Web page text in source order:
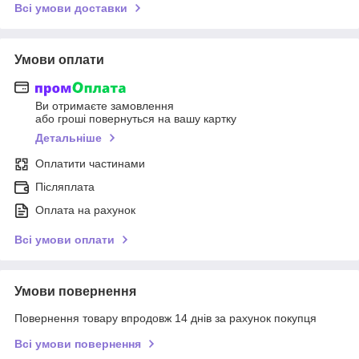
Всі умови доставки
Умови оплати
Ви отримаєте замовлення
або гроші повернуться на вашу картку
Детальніше
Оплатити частинами
Післяплата
Оплата на рахунок
Всі умови оплати
Умови повернення
Повернення товару впродовж 14 днів за рахунок покупця
Всі умови повернення